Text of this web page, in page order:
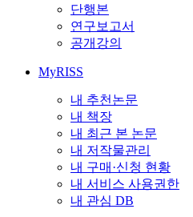
단행본
연구보고서
공개강의
MyRISS
내 추천논문
내 책장
내 최근 본 논문
내 저작물관리
내 구매·신청 현황
내 서비스 사용권한
내 관심 DB